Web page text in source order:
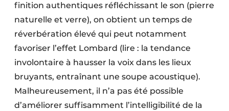
finition authentiques réfléchissant le son (pierre
naturelle et verre), on obtient un temps de
réverbération élevé qui peut notamment
favoriser l’effet Lombard (lire : la tendance
involontaire à hausser la voix dans les lieux
bruyants, entraînant une soupe acoustique).
Malheureusement, il n’a pas été possible
d’améliorer suffisamment l’intelligibilité de la